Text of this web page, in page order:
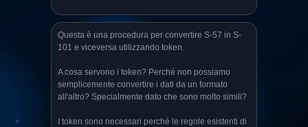
Questa è una procedura per convertire S-57 in S-
101 e viceversa utilizzando token.
A cosa servono i token? Perché non possiamo
semplicemente convertire i dati da un formato
all'altro? Specialmente dato che sono molto simili?
I token sono necessari perché le regole esistenti di